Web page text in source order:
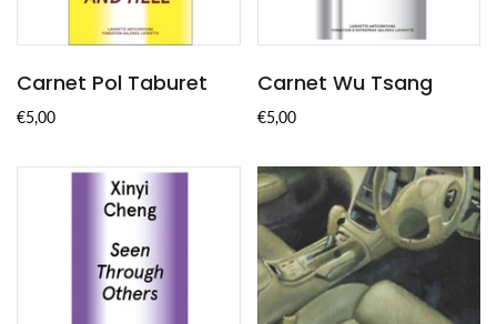
Carnet Pol Taburet
€5,00
Carnet Wu Tsang
€5,00